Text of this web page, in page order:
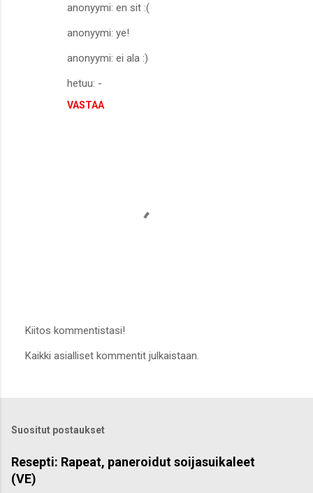
anonyymi: en sit :(
anonyymi: ye!
anonyymi: ei ala :)
hetuu: -
VASTAA
ä
o
m
e
n
Kiitos kommentistasi!
Kaikki asialliset kommentit julkaistaan.
Suositut postaukset
Resepti: Rapeat, paneroidut soijasuikaleet
(VE)